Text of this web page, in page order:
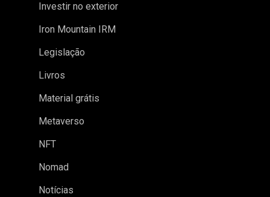
Investir no exterior
Iron Mountain IRM
Legislação
Livros
Material grátis
Metaverso
NFT
Nomad
Notícias